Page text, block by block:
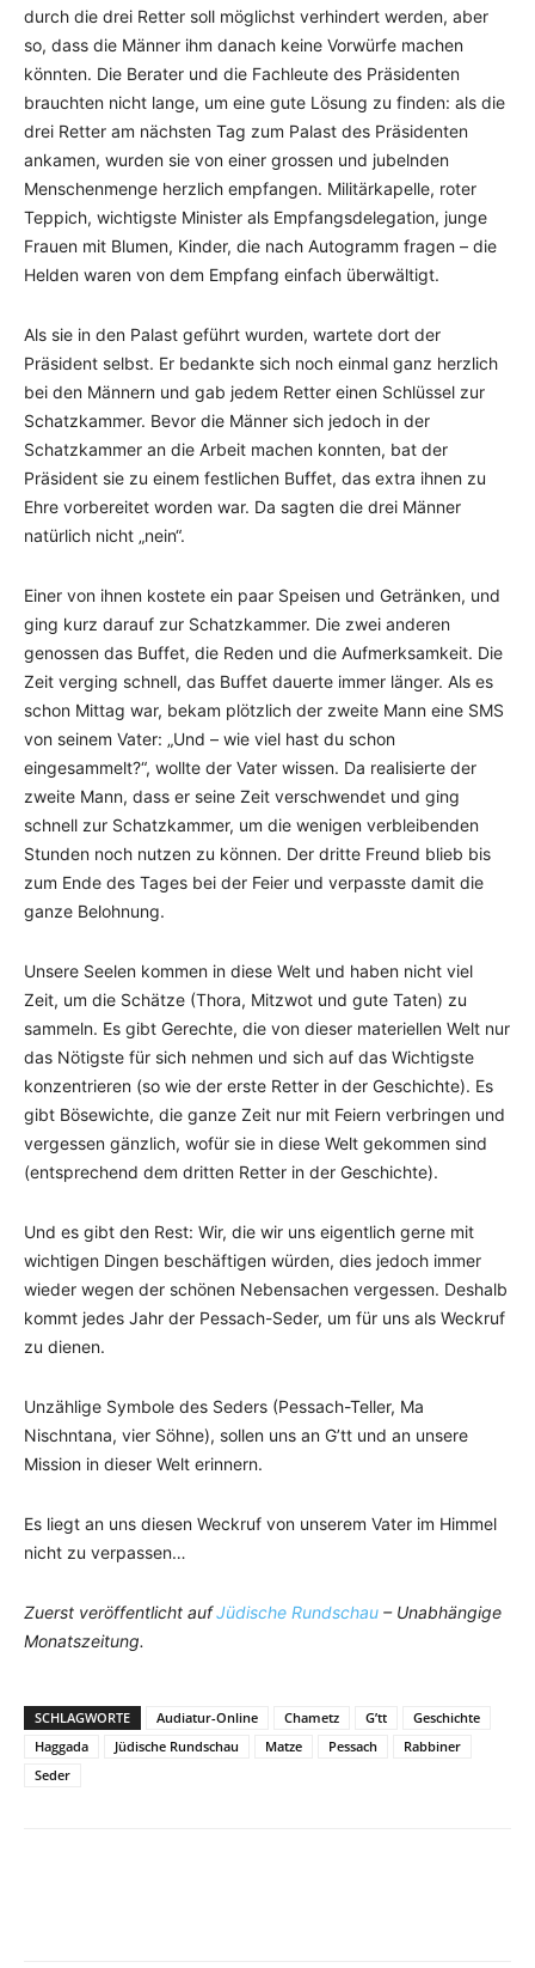
durch die drei Retter soll möglichst verhindert werden, aber
so, dass die Männer ihm danach keine Vorwürfe machen
könnten. Die Berater und die Fachleute des Präsidenten
brauchten nicht lange, um eine gute Lösung zu finden: als die
drei Retter am nächsten Tag zum Palast des Präsidenten
ankamen, wurden sie von einer grossen und jubelnden
Menschenmenge herzlich empfangen. Militärkapelle, roter
Teppich, wichtigste Minister als Empfangsdelegation, junge
Frauen mit Blumen, Kinder, die nach Autogramm fragen – die
Helden waren von dem Empfang einfach überwältigt.
Als sie in den Palast geführt wurden, wartete dort der
Präsident selbst. Er bedankte sich noch einmal ganz herzlich
bei den Männern und gab jedem Retter einen Schlüssel zur
Schatzkammer. Bevor die Männer sich jedoch in der
Schatzkammer an die Arbeit machen konnten, bat der
Präsident sie zu einem festlichen Buffet, das extra ihnen zu
Ehre vorbereitet worden war. Da sagten die drei Männer
natürlich nicht „nein“.
Einer von ihnen kostete ein paar Speisen und Getränken, und
ging kurz darauf zur Schatzkammer. Die zwei anderen
genossen das Buffet, die Reden und die Aufmerksamkeit. Die
Zeit verging schnell, das Buffet dauerte immer länger. Als es
schon Mittag war, bekam plötzlich der zweite Mann eine SMS
von seinem Vater: „Und – wie viel hast du schon
eingesammelt?“, wollte der Vater wissen. Da realisierte der
zweite Mann, dass er seine Zeit verschwendet und ging
schnell zur Schatzkammer, um die wenigen verbleibenden
Stunden noch nutzen zu können. Der dritte Freund blieb bis
zum Ende des Tages bei der Feier und verpasste damit die
ganze Belohnung.
Unsere Seelen kommen in diese Welt und haben nicht viel
Zeit, um die Schätze (Thora, Mitzwot und gute Taten) zu
sammeln. Es gibt Gerechte, die von dieser materiellen Welt nur
das Nötigste für sich nehmen und sich auf das Wichtigste
konzentrieren (so wie der erste Retter in der Geschichte). Es
gibt Bösewichte, die ganze Zeit nur mit Feiern verbringen und
vergessen gänzlich, wofür sie in diese Welt gekommen sind
(entsprechend dem dritten Retter in der Geschichte).
Und es gibt den Rest: Wir, die wir uns eigentlich gerne mit
wichtigen Dingen beschäftigen würden, dies jedoch immer
wieder wegen der schönen Nebensachen vergessen. Deshalb
kommt jedes Jahr der Pessach-Seder, um für uns als Weckruf
zu dienen.
Unzählige Symbole des Seders (Pessach-Teller, Ma
Nischntana, vier Söhne), sollen uns an G’tt und an unsere
Mission in dieser Welt erinnern.
Es liegt an uns diesen Weckruf von unserem Vater im Himmel
nicht zu verpassen…
Zuerst veröffentlicht aufJüdische Rundschau – Unabhängige
Monatszeitung.
SCHLAGWORTE Audiatur-Online Chametz G’tt
Geschichte
Haggada
Jüdische Rundschau Matze Pessach
Rabbiner
Seder